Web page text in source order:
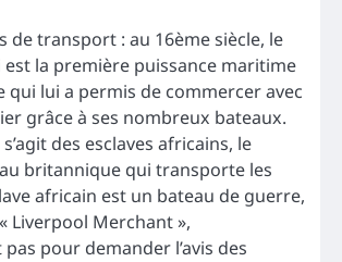
de transport : au 16ème siècle, le
est la première puissance maritime
qui lui a permis de commercer avec
grâce à ses nombreux bateaux.
des esclaves africains, le
britannique qui transporte les
africain est un bateau de guerre,
Liverpool Merchant »,
pour demander l’avis des